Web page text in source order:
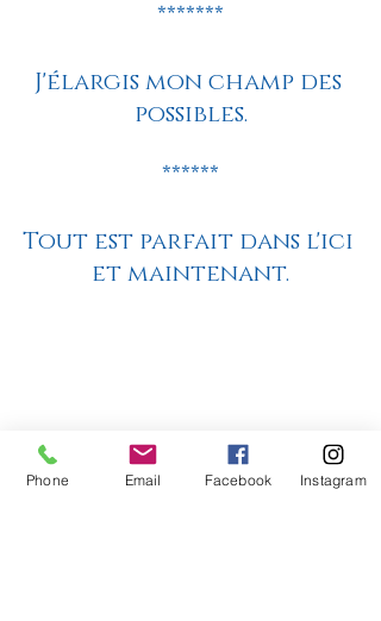
*******
J'élargis mon champ des
possibles.
******
Tout est parfait dans l'ici
et maintenant.
Phone Email Facebook Instagram